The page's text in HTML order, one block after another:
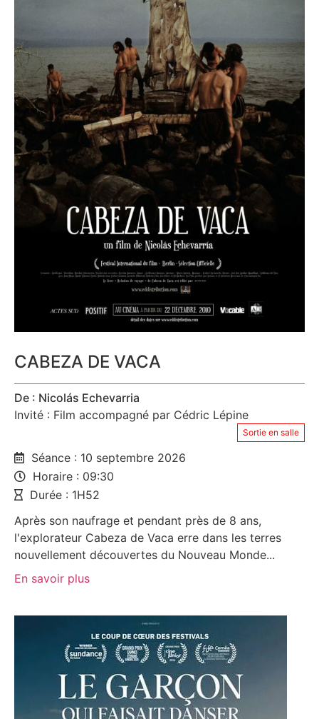
CABEZA DE VACA
De : Nicolás Echevarria
Invité : Film accompagné par Cédric Lépine
Sortie en salle
Séance : 10 septembre 2026
Horaire : 09:30
Durée : 1H52
Après son naufrage et pendant près de 8 ans,
l'explorateur Cabeza de Vaca erre dans les terres
nouvellement découvertes du Nouveau Monde...
En savoir plus